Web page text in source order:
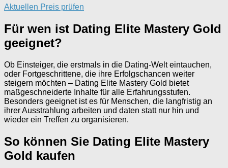
Aktuellen Preis prüfen
Für wen ist Dating Elite Mastery Gold
geeignet?
Ob Einsteiger, die erstmals in die Dating-Welt eintauchen,
oder Fortgeschrittene, die ihre Erfolgschancen weiter
steigern möchten – Dating Elite Mastery Gold bietet
maßgeschneiderte Inhalte für alle Erfahrungsstufen.
Besonders geeignet ist es für Menschen, die langfristig an
ihrer Ausstrahlung arbeiten und daten statt nur hin und
wieder ein Treffen zu organisieren.
So können Sie Dating Elite Mastery
Gold kaufen